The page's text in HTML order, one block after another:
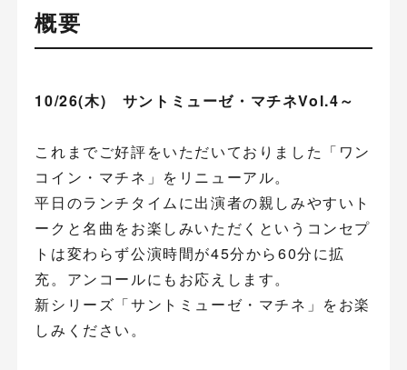
概要
10/26(木) サントミューゼ・マチネVol.4～
これまでご好評をいただいておりました「ワン
コイン・マチネ」をリニューアル。
平日のランチタイムに出演者の親しみやすいト
ークと名曲をお楽しみいただくというコンセプ
トは変わらず公演時間が45分から60分に拡
充。アンコールにもお応えします。
新シリーズ「サントミューゼ・マチネ」をお楽
しみください。